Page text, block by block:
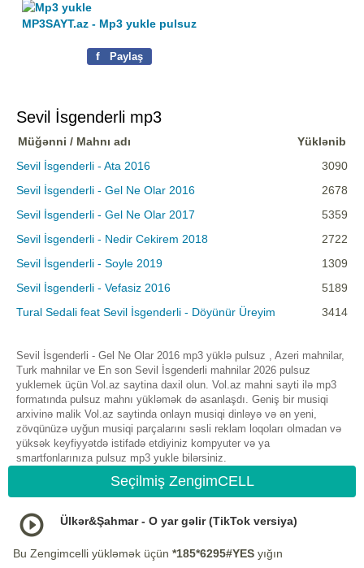
MP3SAYT.az - Mp3 yukle pulsuz
f Paylaş
Sevil İsgenderli mp3
Müğənni / Mahnı adı
Yüklənib
Sevil İsgenderli - Ata 2016
3090
Sevil İsgenderli - Gel Ne Olar 2016
2678
Sevil İsgenderli - Gel Ne Olar 2017
5359
Sevil İsgenderli - Nedir Cekirem 2018
2722
Sevil İsgenderli - Soyle 2019
1309
Sevil İsgenderli - Vefasiz 2016
5189
Tural Sedali feat Sevil İsgenderli - Döyünür Üreyim
3414
Sevil İsgenderli - Gel Ne Olar 2016 mp3 yüklə pulsuz , Azeri mahnilar,
Turk mahnilar ve En son Sevil İsgenderli mahnilar 2026 pulsuz
yuklemek üçün Vol.az saytina daxil olun. Vol.az mahni sayti ilə mp3
formatında pulsuz mahnı yükləmək də asanlaşdı. Geniş bir musiqi
arxivinə malik Vol.az saytinda onlayn musiqi dinləyə və ən yeni,
zövqünüzə uyğun musiqi parçalarını səsli reklam loqoları olmadan və
yüksək keyfiyyətdə istifadə etdiyiniz kompyuter və ya
smartfonlarınıza pulsuz mp3 yukle bilərsiniz.
Seçilmiş ZengimCELL
Ülkər&Şahmar - O yar gəlir (TikTok versiya)
Bu Zengimcelli yükləmək üçün *185*6295#YES yığın